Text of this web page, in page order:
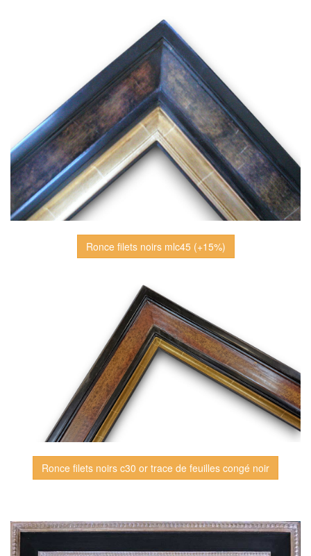
Ronce filets noirs mlc45 (+15%)
Ronce filets noirs c30 or trace de feuilles congé noir